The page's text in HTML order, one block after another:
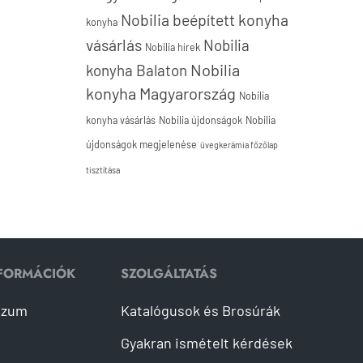
konyha Nobilia beépített konyha
vásárlás Nobilia hírek Nobilia
konyha Balaton Nobilia
konyha Magyarország Nobilia
konyha vásárlás Nobilia újdonságok Nobilia
újdonságok megjelenése üvegkerámia főzőlap
tisztítása
SZOLGÁLTATÁS
Katalógusok és Brosúrák
Gyakran ismételt kérdések